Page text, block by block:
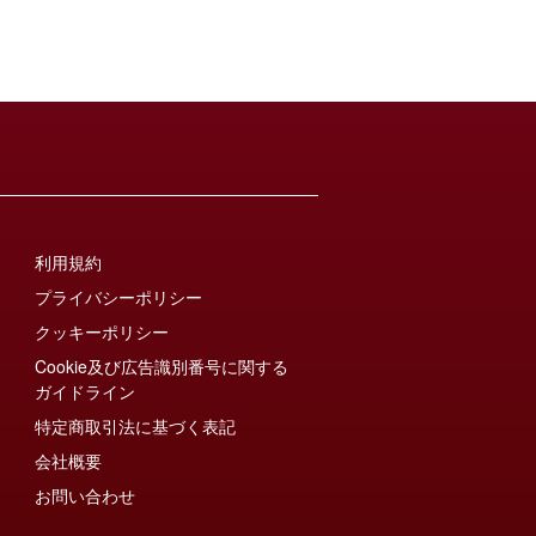
利用規約
プライバシーポリシー
クッキーポリシー
Cookie及び広告識別番号に関する
ガイドライン
特定商取引法に基づく表記
会社概要
お問い合わせ